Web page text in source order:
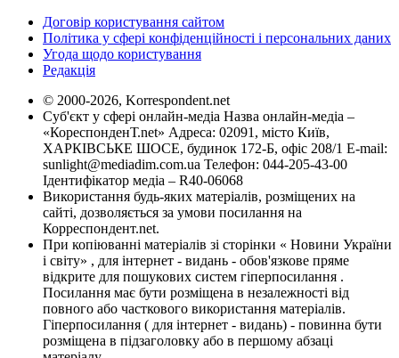
Договір користування сайтом
Політика у сфері конфіденційності і персональних даних
Угода щодо користування
Редакція
© 2000-2026, Korrespondent.net
Суб'єкт у сфері онлайн-медіа Назва онлайн-медіа –
«КореспонденТ.net» Адреса: 02091, місто Київ,
ХАРКІВСЬКЕ ШОСЕ, будинок 172-Б, офіс 208/1 E-mail:
sunlight@mediadim.com.ua Телефон: 044-205-43-00
Ідентифікатор медіа – R40-06068
Використання будь-яких матеріалів, розміщених на
сайті, дозволяється за умови посилання на
Корреспондент.net.
При копіюванні матеріалів зі сторінки « Новини України
і світу» , для інтернет - видань - обов'язкове пряме
відкрите для пошукових систем гіперпосилання .
Посилання має бути розміщена в незалежності від
повного або часткового використання матеріалів.
Гіперпосилання ( для інтернет - видань) - повинна бути
розміщена в підзаголовку або в першому абзаці